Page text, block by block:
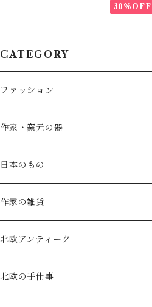
30%OFF
CATEGORY
ファッション
SALE
atelier naruse
atelier naruse (ﾌｫｰﾏﾙ)
MAGALI
Gauze#
作家・窯元の器
矢島操(器)
小鹿田焼の器
中川紀夫(器)
斉藤幸代（器）
日本のもの
コーヒーの道具
鳥越の竹細工(岩手)
わら細工たくぼ(宮崎)
作家の雑貨
habotan
幸生窯
北欧アンティーク
ARABIA・iittala
北欧の手仕事